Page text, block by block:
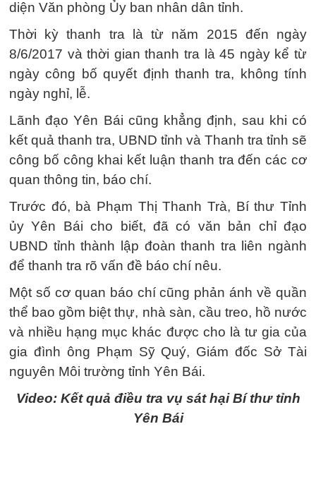
diện Văn phòng Ủy ban nhân dân tỉnh.
Thời kỳ thanh tra là từ năm 2015 đến ngày
8/6/2017 và thời gian thanh tra là 45 ngày kể từ
ngày công bố quyết định thanh tra, không tính
ngày nghỉ, lễ.
Lãnh đạo Yên Bái cũng khẳng định, sau khi có
kết quả thanh tra, UBND tỉnh và Thanh tra tỉnh sẽ
công bố công khai kết luận thanh tra đến các cơ
quan thông tin, báo chí.
Trước đó, bà Phạm Thị Thanh Trà, Bí thư Tỉnh
ủy Yên Bái cho biết, đã có văn bản chỉ đạo
UBND tỉnh thành lập đoàn thanh tra liên ngành
để thanh tra rõ vấn đề báo chí nêu.
Một số cơ quan báo chí cũng phản ánh về quần
thể bao gồm biệt thự, nhà sàn, cầu treo, hồ nước
và nhiều hạng mục khác được cho là tư gia của
gia đình ông Phạm Sỹ Quý, Giám đốc Sở Tài
nguyên Môi trường tỉnh Yên Bái.
Video: Kết quả điều tra vụ sát hại Bí thư tỉnh
Yên Bái